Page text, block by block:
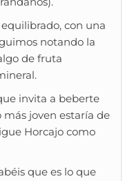
con una
notando la
de fruta
invita a beberte
joven estaría de
Horcajo como
que es lo que